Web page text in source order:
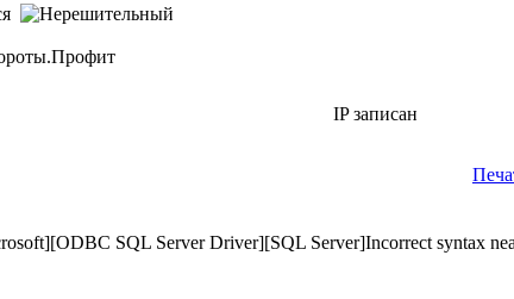
IP записан
SQL Server Driver][SQL Server]Incorrect syntax